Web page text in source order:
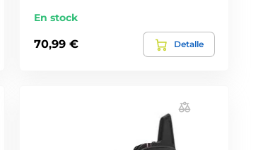
En stock
70,99 € Detalle